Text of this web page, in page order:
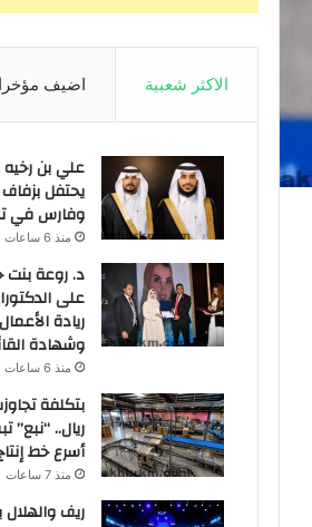
الاكثر شعبية اضيف مؤخرا
علي بن
يحتفل
وفارس في
منذ 6 ساعات
د. روعة
على
ريادة
وشهادة
منذ 6 ساعات
ريال..
أسرع خط
منذ 7 ساعات
ريف